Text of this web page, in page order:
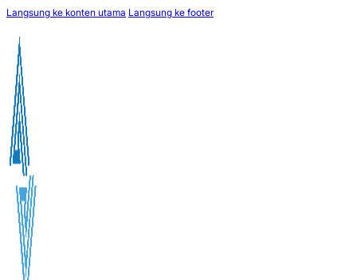
Langsung ke konten utama Langsung ke footer